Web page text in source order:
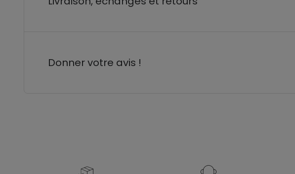
Donner votre avis !